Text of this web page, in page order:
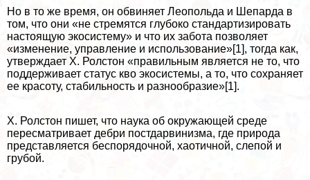
Но в то же время, он обвиняет Леопольда и Шепарда в
том, что они «не стремятся глубоко стандартизировать
настоящую экосистему» и что их забота позволяет
«изменение, управление и использование»[1], тогда как,
утверждает X. Ролстон «правильным является не то, что
поддерживает статус кво экосистемы, а то, что сохраняет
ее красоту, стабильность и разнообразие»[1].
X. Ролстон пишет, что наука об окружающей среде
пересматривает дебри постдарвинизма, где природа
представляется беспорядочной, хаотичной, слепой и
грубой.